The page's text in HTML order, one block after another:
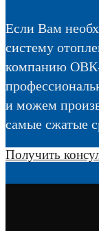
Если Вам
систему
компанию
и можем
самые сжатые
Получить